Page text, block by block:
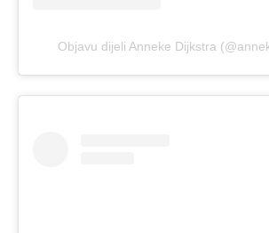
Objavu dijeli Anneke Dijkstra